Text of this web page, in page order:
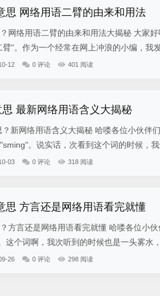
思 网络用语二臂的由来和用法
网络用语二臂的由来和用法大揭秘 大家
"。作为一个经常在网上冲浪的小编，我发
12 0 评论 401 阅读
最新网络用语含义大揭秘
？新网络用语含义大揭秘 哈喽各位小伙伴
。说实话，次看到这个词的时候，我
03 0 评论 318 阅读
思 方言还是网络用语看完就懂
方言还是网络用语看完就懂 哈喽各位小
个词啊，我次听到的时候也是一头雾水，
26 0 评论 298 阅读